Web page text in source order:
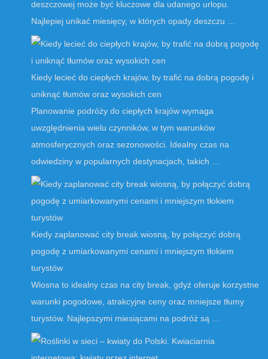
deszczowej może być kluczowe dla udanego urlopu.
Najlepiej unikać miesięcy, w których opady deszczu …
Kiedy lecieć do ciepłych krajów, by trafić na dobrą pogodę i
uniknąć tłumów oraz wysokich cen
Planowanie podróży do ciepłych krajów wymaga
uwzględnienia wielu czynników, w tym warunków
atmosferycznych oraz sezonowości. Idealny czas na
odwiedziny w popularnych destynacjach, takich …
Kiedy zaplanować city break wiosną, by połączyć dobrą
pogodę z umiarkowanymi cenami i mniejszym tłokiem
turystów
Wiosna to idealny czas na city break, gdyż oferuje korzystne
warunki pogodowe, atrakcyjne ceny oraz mniejsze tłumy
turystów. Najlepszymi miesiącami na podróż są …